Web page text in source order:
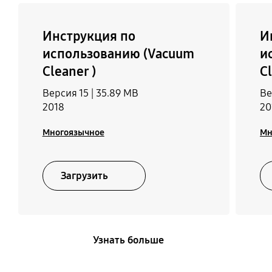
Инструкция по
использованию (Vacuum
Cleaner )
Версия 15 | 35.89 MB
2018
Многоязычное
Загрузить
Узнать больше